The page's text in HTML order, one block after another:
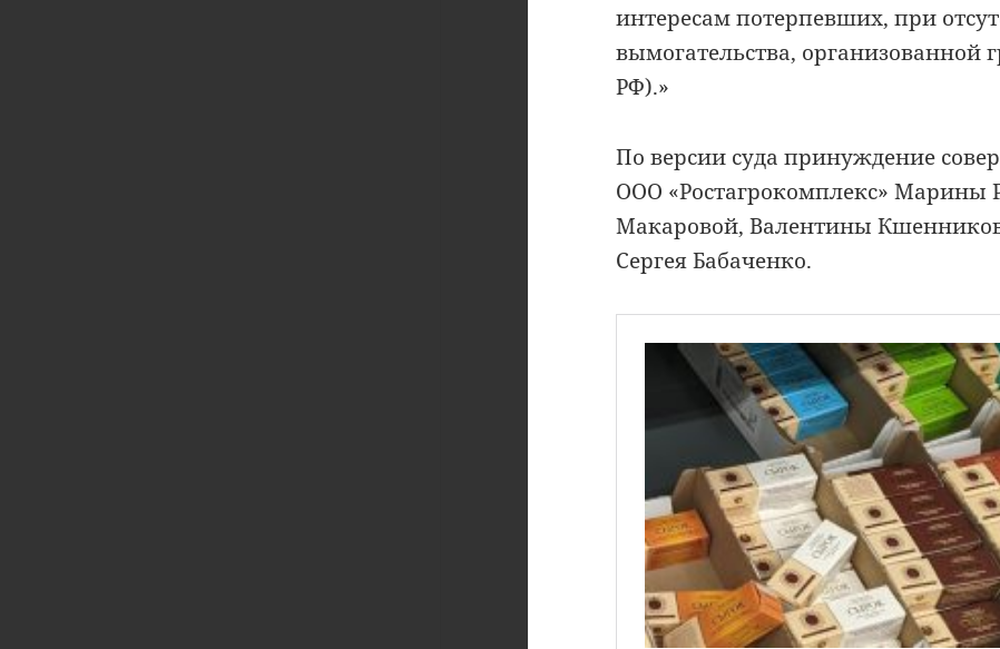
интересам потерпевших, при
вымогательства, организованной
РФ).»
По версии суда принуждение
ООО «Ростагрокомплекс» Марины
Макаровой, Валентины
Сергея Бабаченко.